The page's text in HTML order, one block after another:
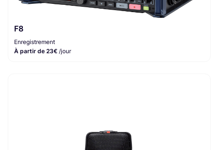
F8
Enregistrement
À partir de 23€ /jour